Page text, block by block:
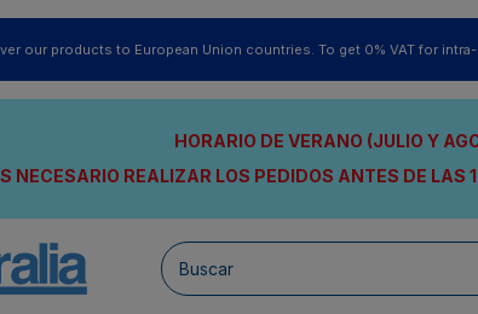
our products to European Union countries. To get 0% VAT for
HORARIO DE VERANO (JULIO Y
NECESARIO REALIZAR LOS PEDIDOS ANTES DE LAS